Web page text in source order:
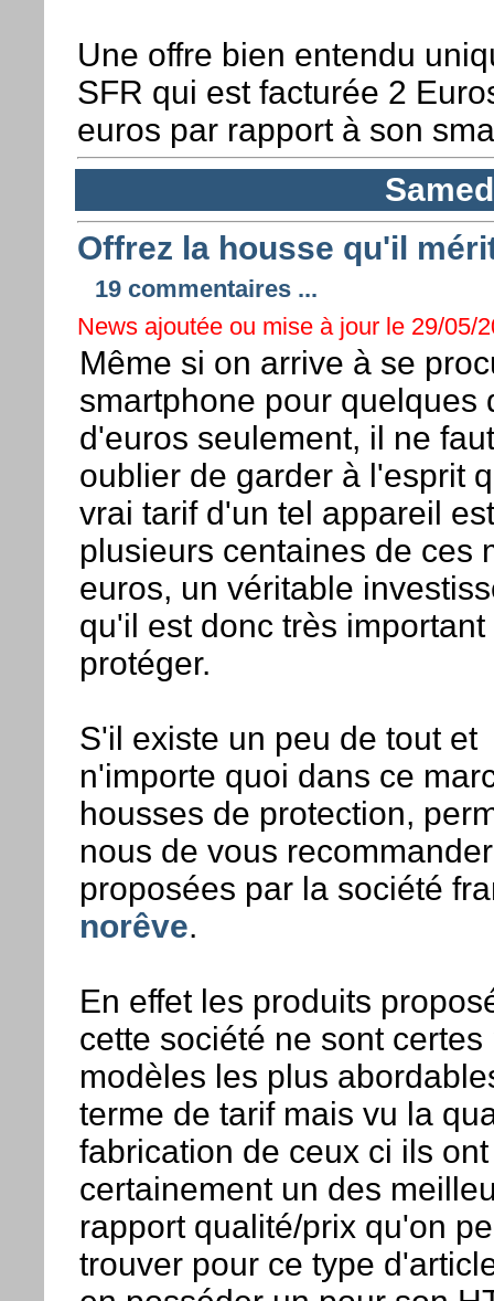
Une offre bien entendu
SFR qui est facturée 2
euros par rapport à son
Offrez la housse qu'il
19 commentaires ...
News ajoutée ou mise à jour le 29/05/
Même si on arrive à se
smartphone pour quelques
d'euros seulement, il ne
oublier de garder à l'esprit
vrai tarif d'un tel appareil
plusieurs centaines de ces
euros, un véritable
qu'il est donc très
protéger.
S'il existe un peu de tout et
n'importe quoi dans ce
housses de protection,
nous de vous
proposées par la société
norêve.
En effet les produits
cette société ne sont certes
modèles les plus
terme de tarif mais vu la
fabrication de ceux ci ils ont
certainement un des
rapport qualité/prix qu'on
trouver pour ce type